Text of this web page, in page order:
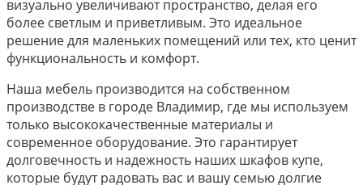
визуально увеличивают пространство, делая его
более светлым и приветливым. Это идеальное
решение для маленьких помещений или тех, кто ценит
функциональность и комфорт.
Наша мебель производится на собственном
производстве в городе Владимир, где мы используем
только высококачественные материалы и
современное оборудование. Это гарантирует
долговечность и надежность наших шкафов купе,
которые будут радовать вас и вашу семью долгие